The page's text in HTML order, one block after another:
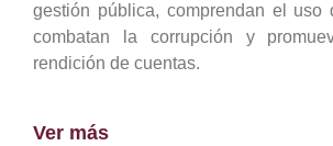
gestión pública, comprendan el uso
combatan la corrupción y
rendición de cuentas.
Ver más